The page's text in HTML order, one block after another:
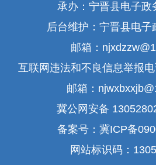
承办：宁晋县电子政
后台维护：宁晋县电子
邮箱：
互联网违法和不良信息举报
邮箱：
冀公网安备
备案号：冀ICP备
网站标识码：